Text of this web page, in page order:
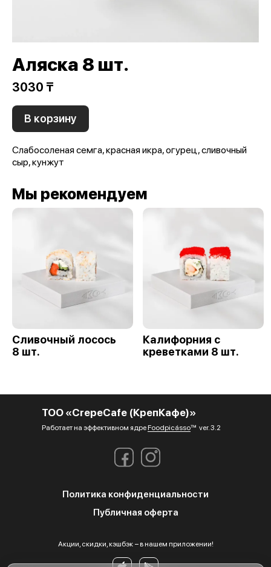
Аляска 8 шт.
3030 ₸
В корзину
Слабосоленая семга, красная икра, огурец, сливочный
сыр, кунжут
Мы рекомендуем
Сливочный лосось
8 шт.
Калифорния с
креветками 8 шт.
ТОО «CrepeCafe (КрепКафе)»
Работает на эффективном ядреFoodpicássover. 3.2
Политика конфиденциальности
Публичная оферта
Акции, скидки, кэшбэк − в нашем приложении!